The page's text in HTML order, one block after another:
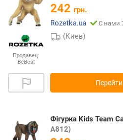
Продавец:
BeBest
242 грн.
Rozetka.ua
С нами
(Киев)
Фігурка Kids Team
A812)